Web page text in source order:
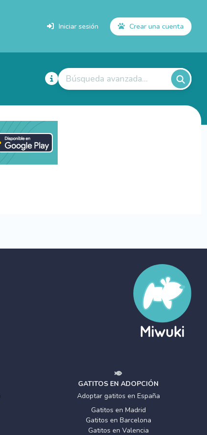
Iniciar sesión Crear una cuenta
Búsqueda avanzada...
GATITOS EN ADOPCIÓN
Adoptar gatitos en España
Gatitos en Madrid
Gatitos en Barcelona
Gatitos en Valencia